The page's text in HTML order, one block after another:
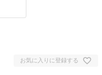
お気に入りに登録する